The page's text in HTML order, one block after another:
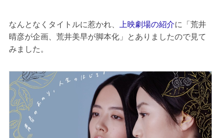
なんとなくタイトルに惹かれ、 上映劇場の紹介に「荒井
晴彦が企画、荒井美早が脚本化」とありましたので見て
みました。